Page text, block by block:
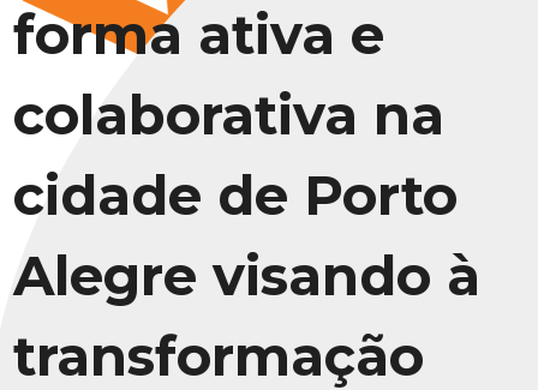
forma ativa e
colaborativa na
cidade de Porto
Alegre visando à
transformação